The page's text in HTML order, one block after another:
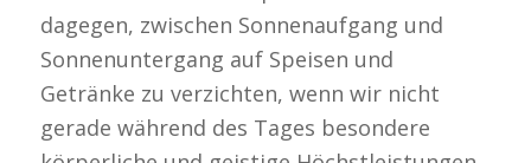
dagegen, zwischen Sonnenaufgang und
Sonnenuntergang auf Speisen und
Getränke zu verzichten, wenn wir nicht
gerade während des Tages besondere